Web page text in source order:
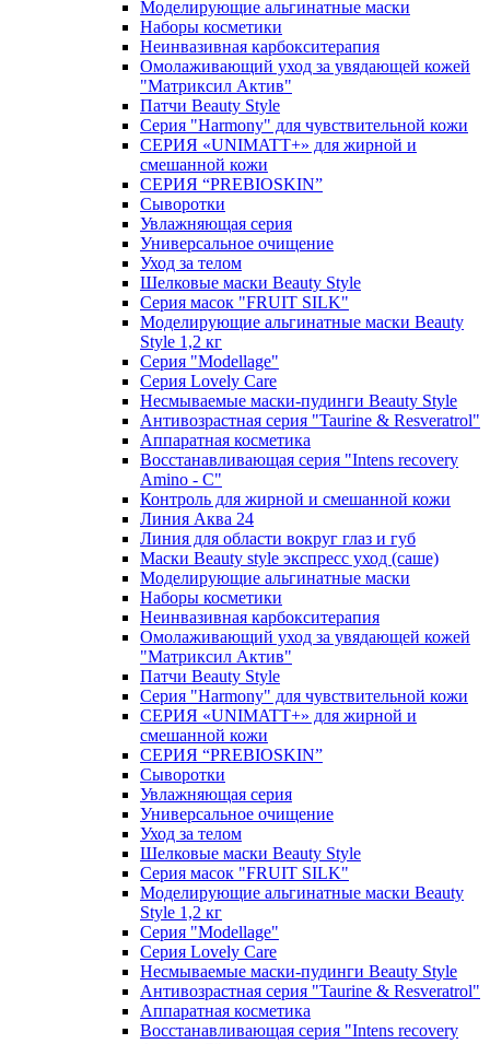
Моделирующие альгинатные маски
Наборы косметики
Неинвазивная карбокситерапия
Омолаживающий уход за увядающей кожей
"Матриксил Актив"
Патчи Beauty Style
Серия "Harmony" для чувствительной кожи
СЕРИЯ «UNIMATT+» для жирной и
смешанной кожи
СЕРИЯ “PREBIOSKIN”
Сыворотки
Увлажняющая серия
Универсальное очищение
Уход за телом
Шелковые маски Beauty Style
Серия масок "FRUIT SILK"
Моделирующие альгинатные маски Beauty
Style 1,2 кг
Серия "Modellage"
Cерия Lovely Care
Несмываемые маски-пудинги Beauty Style
Антивозрастная серия "Taurine & Resveratrol"
Аппаратная косметика
Восстанавливающая серия "Intens recovery
Amino - C"
Контроль для жирной и смешанной кожи
Линия Аква 24
Линия для области вокруг глаз и губ
Маски Beauty style экспресс уход (саше)
Моделирующие альгинатные маски
Наборы косметики
Неинвазивная карбокситерапия
Омолаживающий уход за увядающей кожей
"Матриксил Актив"
Патчи Beauty Style
Серия "Harmony" для чувствительной кожи
СЕРИЯ «UNIMATT+» для жирной и
смешанной кожи
СЕРИЯ “PREBIOSKIN”
Сыворотки
Увлажняющая серия
Универсальное очищение
Уход за телом
Шелковые маски Beauty Style
Серия масок "FRUIT SILK"
Моделирующие альгинатные маски Beauty
Style 1,2 кг
Серия "Modellage"
Cерия Lovely Care
Несмываемые маски-пудинги Beauty Style
Антивозрастная серия "Taurine & Resveratrol"
Аппаратная косметика
Восстанавливающая серия "Intens recovery